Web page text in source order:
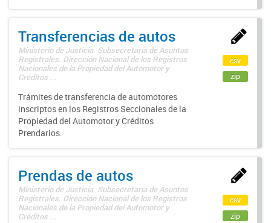
Transferencias de autos
Ministerio de Justicia. Subsecretaría de Asuntos
Registrales. Dirección Nacional de los Registros
Nacionales de la Propiedad del Automotor y
Créditos ...
Trámites de transferencia de automotores
inscriptos en los Registros Seccionales de la
Propiedad del Automotor y Créditos
Prendarios.
csv
zip
Prendas de autos
Ministerio de Justicia. Subsecretaría de Asuntos
Registrales. Dirección Nacional de los Registros
Nacionales de la Propiedad del Automotor y
Créditos ...
csv
zip